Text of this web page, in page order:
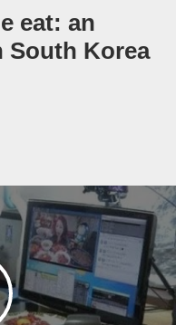
eat: an
South Korea